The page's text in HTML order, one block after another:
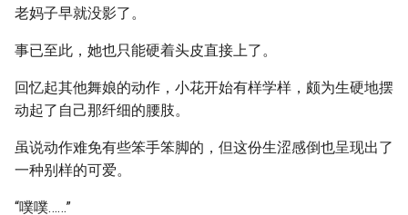
老妈子早就没影了。
事已至此，她也只能硬着头皮直接上了。
回忆起其他舞娘的动作，小花开始有样学样，颇为生硬地摆
动起了自己那纤细的腰肢。
虽说动作难免有些笨手笨脚的，但这份生涩感倒也呈现出了
一种别样的可爱。
“噗噗……”